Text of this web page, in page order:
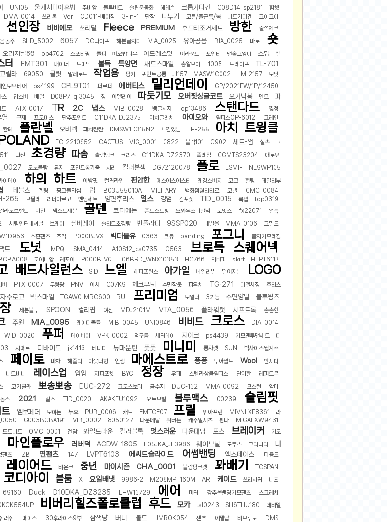
UNI05 울캐시미어혼방 주비앙 블루버드 슬립운동화 헤레슨 크롭가디건 C08D14_sp2181
함렛
DMA_0014 쓰리톤 Ver CD011-베이직 3-in-1 단작 나누기 코튼/출근룩/봄 니트가디건
코이코이
선인장 비비에모 쓰리덜 Fleece PREMIUM 후드티조거세트 방한 출석체크
공주 SHD_5002 6057 DC라이프 헤븐골지티 VIA_0025 유아공용 BIA_0025 마로
숏
오리지날86 op4702 스포티핑 풀퍼 바오밥나무 어드레스닷 어라운드 포인티 맨홀고양이 스밍
젤
터 FMT301 태이더 도미닉 불독 특앙면 새드스마일 총알브이 1005 드레이프 TL-701
릴라 69050 클릿 말레로드 작업용 펑키 포인트공룡 JJ157 MASW1C002 LM-2157 보닛
인보우베어 ps4199 CPL9T01 퍼로퍼 에버티스 밀리언데이
GP/2021FW/1P/12450
스 압소바 배달 D08P7_ql3045 칭 아멜리아 따듯기모 오버핏싱글코트 오가닉붐 덴므
파
트 ATX_0017 TR 2C 냅스 MIB_0028 뱅글사자 op13486 스탠다드
찢청
열 구제 프로미스 단추포인트 C11DKA_DJ2375 아치글리치 아이오와 원피스OP-6012
그레인
칸테 플란넬 오버넥 패치탄탄 DMSW1D315N2 느낌있는 TH-255 아치 트윙클
POLAND FC-2210652 CACTUS VJG_0001 0822 블랙101 C902 세트-업 실속 고
라진 초경량 따솜 슬램덩크 크리즈 C11DKA_DZ2370 플레임 CGMTS23204 애로우
모노블랑 유지 포인트롱가죽 시리 컬러본색 DG72120078 폴로 LSMIF NE9WP105
이데이 하의 하트 아방핏 컬러라인 편안한 에스에스에스티 레깅스바지 코크 헌팅
데일리부
데블스 멜팅 핑크블라섬 립 B03U55010A MILITARY 백화점퀄리티로 코넬
OMC_0084
265 모필레 리네아로고 밴딩세트 양면후리스 얼스 깅엄 컴포짓 TID_0015 룩업
top0319
엘라모브랜드 아민 넥스트세븐 골덴 코디에는 폰트스트링 오와우스마일빅 코밋스 fx22071 얼룩
서림인터내셔날 브레이 실버레이 솔리드초경량 반폴라티 9SSP020 내발을 MMA_0106 고밀도
스판팬츠 조각 P000BJVX 빅더블유 0363 코듀 banding 포그니 골지기모레깅
트 도넛 MPQ SMA_0414 A10S12_ps0735 O563 브로독 스퀘어넥
로에니앙 레포아 P000BJVQ E06BRD_WNX10353 HC766 리버피 skirt HTPT6113
배드사일런스 SID 느엘 해피프린스 아가일 베일리빌 떨어지는 LOGO
바 PTX_0007 무형광 PNV 아사 C07K9 체크무늬 수면잠옷 파우치 TG-271 디엘차징 후리스
자수로고 빅스마일 TGAW0-MRC600 RUI 프리미엄 보일러 3기능 수면양말 블루윙즈
세븐블루 SPOON 컬리팝 여신 MDJ2101M VTA_0056 플라워캣 시프트록 촘촘한
주원 MIA_0095 레이디볼륨 MIB_0045 UNI0846 비비드 크로스 DIA_0014
WID_0020 푸퍼 데이바이 VPK_0002 먹구름 세러데이 지이크 ps4439 기모맨투맨세트 디
시에로 디바이드 jk1413 베니티 뉴마운틴 풋풋 미니미 롱자켓 SUN 빅사이즈월계수
페이토 마차 헤즐리 아웃터형 인생 마에스트로 퐁퐁 투어월드 Wool 반시티
니트비니 레이스업 업업 지퍼포켓 BYC 정장 우페 스텔라상큼원피스 단아한 레퍼드몬
코카콜라 뽀송뽀송 DUC-272 크로스보더 금수저 DUC-132 MMA_0092 모스턴 악마
스 2021 킬스 TID_0020 AKAKFU1092 오토모빌 블루맥스 00239 슬림핏
엠보페더 보이는 뉴후 PUB_0006 캐드 EMTCE07 프릴 위아프랜 MIVNLXF8361
라
G003BCBA191 VIB_0002 8050127 다운메탈 뒤버튼 캐주얼셔츠 판다
MIGALXW9431
도트니트 OMC_0001 건담 와일드라운 컬러블록 멋스러운 다운패딩 포스 브레이커 기모
마인플로우 러버덕 ACDW-1805 E05JKA_JL3986 웨이브닐 로투스 그리너리
니
팬츠 ZB 면팬츠 147 LVPT6103 에씨드슬라이드 어썸밴딩 엑스페이스 다용도
레이어드 비온크 중년 마이시즌 CHA_0001 블랑핑크켓 꽈배기 TCSPAN
코디아이 블룸 X 요일배냇 9986-2 M208MPT160M AR 케이드 쓰리서커 니츠
69160 Duck D10DKA_DZ3235 LHW13729 에어 마터 강추올밴딩기모팬츠 스크레치
비버리힐즈폴로클럽 후드 모카 tsl0243 SH6THU180 데비델
러쉬 메이스 30후라이스9부 삼색냥 버니 볼드 JMROK054 젠츄 에펠탑 비브루노 DMS